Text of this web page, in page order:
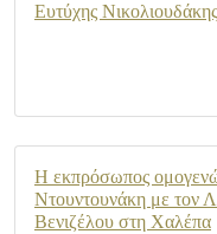
Ευτύχης Νικολιουδάκης
Η εκπρόσωπος
Ντουντουνάκη με τον
Βενιζέλου στη Χαλέπα